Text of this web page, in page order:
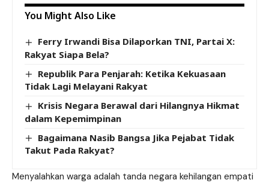
You Might Also Like
Ferry Irwandi Bisa Dilaporkan TNI, Partai X:
Rakyat Siapa Bela?
Republik Para Penjarah: Ketika Kekuasaan
Tidak Lagi Melayani Rakyat
Krisis Negara Berawal dari Hilangnya Hikmat
dalam Kepemimpinan
Bagaimana Nasib Bangsa Jika Pejabat Tidak
Takut Pada Rakyat?
Menyalahkan warga adalah tanda negara kehilangan empati